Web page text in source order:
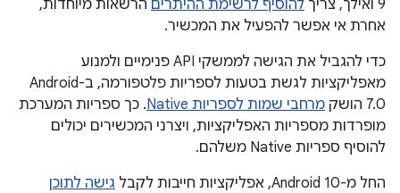
9 ואילך, צריך להוסיף לרשימת ההיתרים הרשאות מיוחדות,
אחרת אי אפשר להפעיל את המכשיר.
כדי להגביל את הגישה לממשקי API פנימיים ולמנוע
מאפליקציות לגשת בטעות לספריות פלטפורמה, ב-Android
7.0 הושק
מרחבי שמות לספריות Native
. כך ספריות המערכת
מופרדות מספריות האפליקציות, ויצרני המכשירים יכולים
להוסיף ספריות Native משלהם.
החל מ-Android 10, אפליקציות חייבות לקבל
גישה לתוכן